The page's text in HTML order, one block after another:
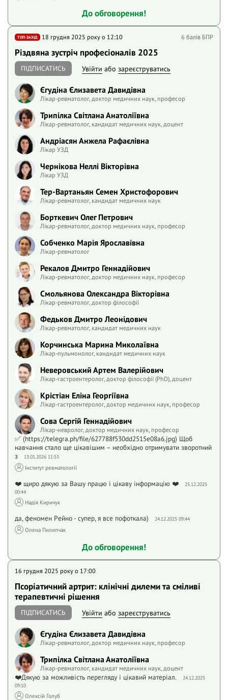
До обговорення!
ТОП-ЗАХІД 18 грудня 2025 року o 12:10 6 балів БПР
Різдвяна зустріч професіоналів 2025
ПІДПИСАТИСЬ Увійти або зареєструватись
Єгудіна Єлизавета Давидівна
Лікар-ревматолог, доктор медичних наук, професор
Трипілка Світлана Анатоліївна
Лікар-ревматолог, кандидат медичних наук, доцент
Андріасян Анжела Рафаєлівна
Лікар УЗД
Чернікова Неллі Вікторівна
Лікар УЗД
Тер-Вартаньян Семен Христофорович
Лікар-ревматолог, кандидат медичних наук
Борткевич Олег Петрович
Лікар-ревматолог, доктор медичних наук, професор
Собченко Марія Ярославівна
Лікар-ревматолог
Рекалов Дмитро Геннадійович
Лікар-ревматолог, доктор медичних наук, професор
Смольянова Олександра Вікторівна
Лікар-ревматолог, доктор філософії
Федьков Дмитро Леонідович
Лікар-ревматолог, кандидат медичних наук
Корчинська Марина Миколаївна
Лікар-пульмонолог, кандидат медичних наук
Неверовський Артем Валерійович
Лікар-гастроентеролог, доктор філософії (PhD), доцент
Крістіан Еліна Георгіївна
Лікар-гастроентеролог, доктор медичних наук, професор
Сова Сергій Геннадійович
Лікар-невролог, доктор медичних наук, професор
✅ (https://telegra.ph/file/627788f530dd2515e08a6.jpg) Щоб
навчання стало ще цікавішим – необхідно отримувати зворотний
з
13.01.2026 11:53
Інститут ревматології
❤️ щиро дякую за Вашу працю і цікаву інформацію ❤️
25.12.2025
00:44
Надія Киричук
да, феномен Рейно - супер, я все пофоткала) 24.12.2025 09:44
Олена Пилипчак
До обговорення!
16 грудня 2025 року o 17:00
Псоріатичний артрит: клінічні дилеми та сміливі
терапевтичні рішення
ПІДПИСАТИСЬ Увійти або зареєструватись
Єгудіна Єлизавета Давидівна
Лікар-ревматолог, доктор медичних наук, професор
Трипілка Світлана Анатоліївна
Лікар-ревматолог, кандидат медичних наук, доцент
❤️Дякую за можливість перегляду і цікавий матеріал.
24.12.2025
09:10
Олексій Голуб